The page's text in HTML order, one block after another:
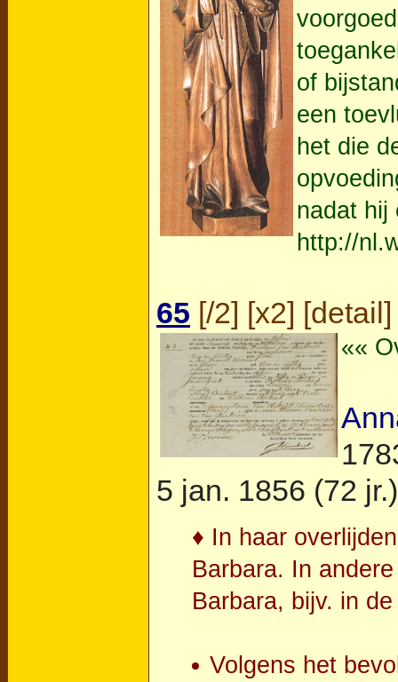
of
een
het die
nadat hij
http://
65 [/2] [x2] [detail]
««
5 jan. 1856 (72
♦ In haar
Barbara. In
Barbara, bijv. in
Volgens het